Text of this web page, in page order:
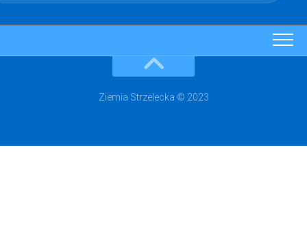
Ziemia Strzelecka © 2023